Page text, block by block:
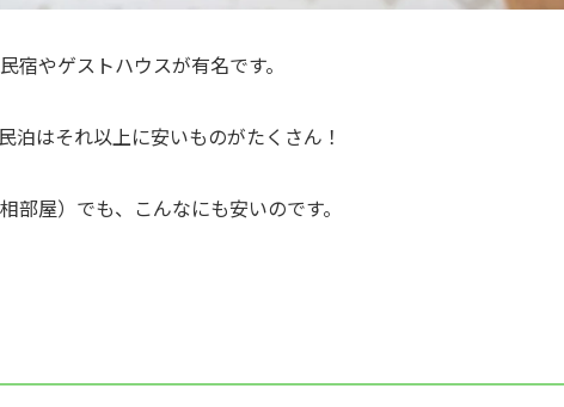
宿やゲストハウスが有名です。
民泊はそれ以上に安いものがたくさん！
部屋）でも、こんなにも安いのです。